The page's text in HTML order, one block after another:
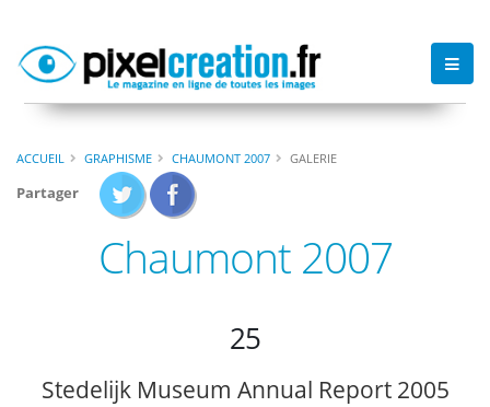
ACCUEIL GRAPHISME CHAUMONT 2007 GALERIE
Partager
Chaumont 2007
25
Stedelijk Museum Annual Report 2005